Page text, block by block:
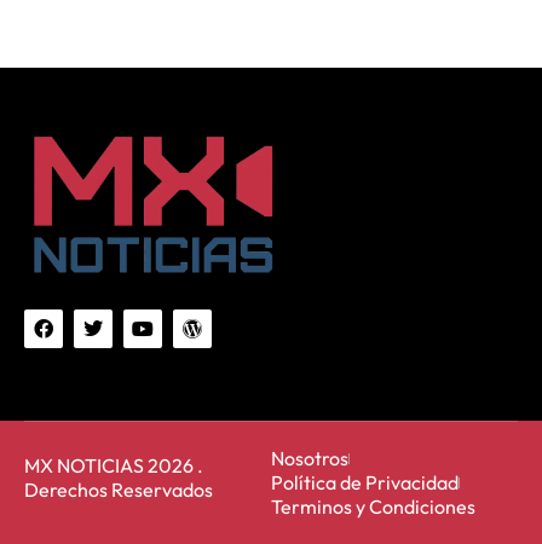
MX NOTICIAS 2026 .
Derechos Reservados
Nosotros
Política de Privacidad
Terminos y Condiciones